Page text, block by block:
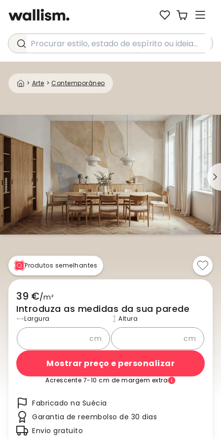
Procurar estilo, estado de espírito ou ideia...
> Arte > Contemporâneo
Produtos semelhantes
39 €/m²
Introduza as medidas da sua parede
Largura
cm
Altura
cm
Mostrar preço e personalizar
Acrescente 7-10 cm de margem extra
Fabricado na Suécia
Garantia de reembolso de 30 dias
Envio gratuito